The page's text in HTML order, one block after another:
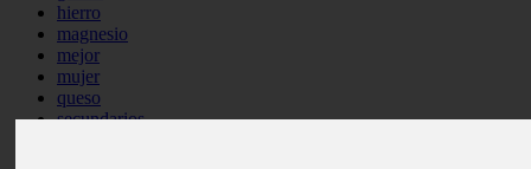
hierro
magnesio
mejor
mujer
queso
secundarios